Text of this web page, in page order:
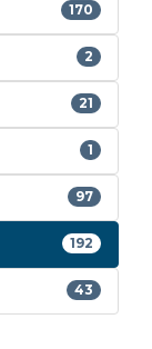
170
2
21
1
97
192
43